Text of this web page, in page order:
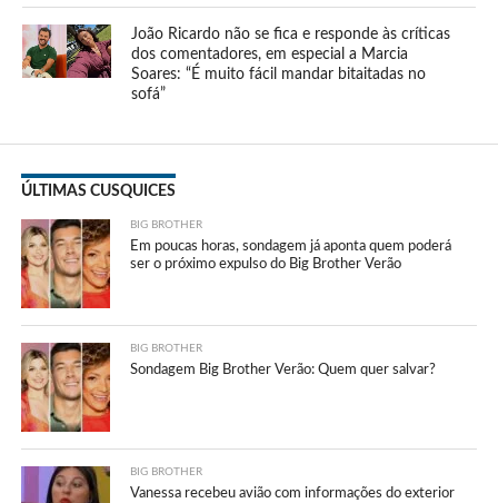
João Ricardo não se fica e responde às críticas
dos comentadores, em especial a Marcia
Soares: “É muito fácil mandar bitaitadas no
sofá”
ÚLTIMAS CUSQUICES
BIG BROTHER
Em poucas horas, sondagem já aponta quem poderá
ser o próximo expulso do Big Brother Verão
BIG BROTHER
Sondagem Big Brother Verão: Quem quer salvar?
BIG BROTHER
Vanessa recebeu avião com informações do exterior